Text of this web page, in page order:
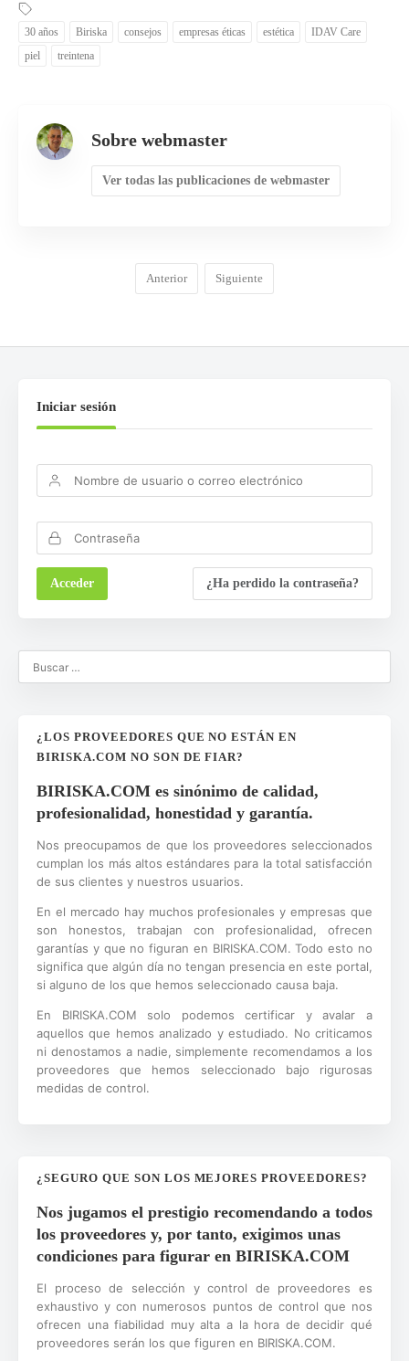
30 años Biriska consejos empresas éticas estética
IDAV Care
piel
treintena
Sobre webmaster
Ver todas las publicaciones de webmaster
Anterior Siguiente
Iniciar sesión
¿Ha perdido la contraseña?
¿LOS PROVEEDORES QUE NO ESTÁN EN
BIRISKA.COM NO SON DE FIAR?
BIRISKA.COM es sinónimo de calidad,
profesionalidad, honestidad y garantía.
Nos preocupamos de que los proveedores seleccionados
cumplan los más altos estándares para la total satisfacción
de sus clientes y nuestros usuarios.
En el mercado hay muchos profesionales y empresas que
son honestos, trabajan con profesionalidad, ofrecen
garantías y que no figuran en BIRISKA.COM. Todo esto no
significa que algún día no tengan presencia en este portal,
si alguno de los que hemos seleccionado causa baja.
En BIRISKA.COM solo podemos certificar y avalar a
aquellos que hemos analizado y estudiado. No criticamos
ni denostamos a nadie, simplemente recomendamos a los
proveedores que hemos seleccionado bajo rigurosas
medidas de control.
¿SEGURO QUE SON LOS MEJORES PROVEEDORES?
Nos jugamos el prestigio recomendando a todos
los proveedores y, por tanto, exigimos unas
condiciones para figurar en BIRISKA.COM
El proceso de selección y control de proveedores es
exhaustivo y con numerosos puntos de control que nos
ofrecen una fiabilidad muy alta a la hora de decidir qué
proveedores serán los que figuren en BIRISKA.COM.